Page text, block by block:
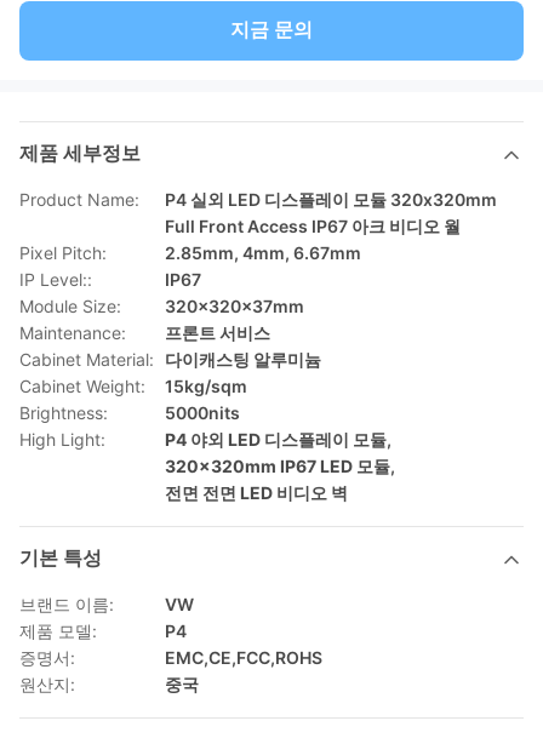
지금 문의
제품 세부정보
Product Name:
P4 실외 LED 디스플레이 모듈 320x320mm
Full Front Access IP67 아크 비디오 월
Pixel Pitch:
2.85mm, 4mm, 6.67mm
IP Level::
IP67
Module Size:
320x320x37mm
Maintenance:
프론트 서비스
Cabinet Material:
다이캐스팅 알루미늄
Cabinet Weight:
15kg/sqm
Brightness:
5000nits
High Light:
P4 야외 LED 디스플레이 모듈,
320x320mm IP67 LED 모듈,
전면 전면 LED 비디오 벽
기본 특성
브랜드 이름:
VW
제품 모델:
P4
증명서:
EMC,CE,FCC,ROHS
원산지:
중국